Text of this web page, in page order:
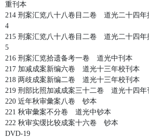
重刊本
214 刑案汇览八十八卷目二卷 道光二十四年
4
215 刑案汇览八十八卷目二卷 道光二十四年
5
216 刑案汇览拾遗备考一卷 道光中刊本
217 加减成案新编六卷 道光十三年校刊本
218 两歧成案新编二卷 道光十三年校刊本
219 刑部比照加减成案三十二卷 道光十四年
220 近年秋审彙案八卷 钞本
221 秋审彙案不分卷 道光中钞本
222 秋审实缓比较成案十六卷 钞本
DVD-19